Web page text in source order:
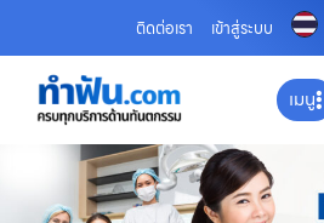
ติดต่อเรา เข้าสู่ระบบ
เมนู